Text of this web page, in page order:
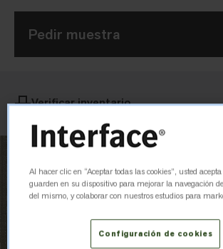
Pedir muestra
Verificar inventario
Al hacer clic en “Aceptar todas las cookies”, usted
guarden en su dispositivo para mejorar la navegación
del mismo, y colaborar con nuestros estudios para
Configuración de cookies